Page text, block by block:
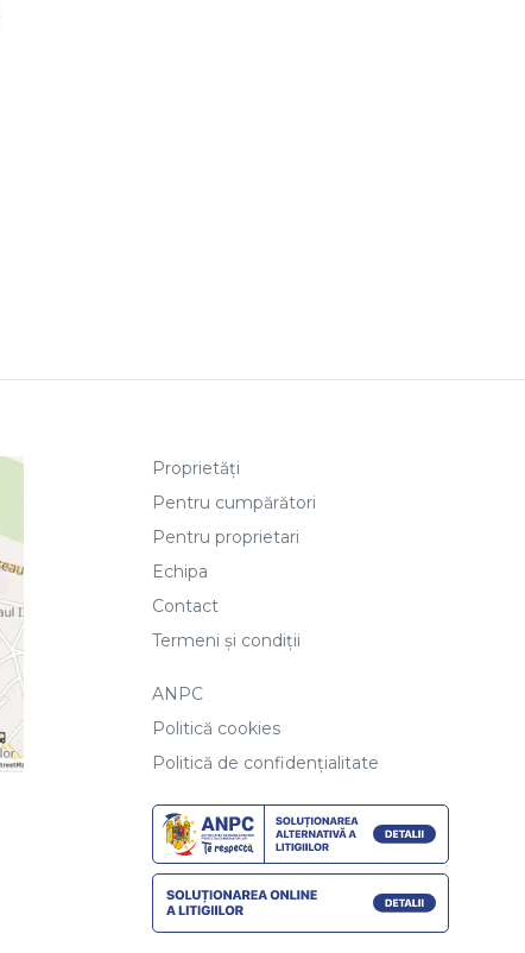
Proprietăți
Pentru cumpărători
Pentru proprietari
Echipa
Contact
Termeni și condiții
ANPC
Politică cookies
Politică de confidențialitate